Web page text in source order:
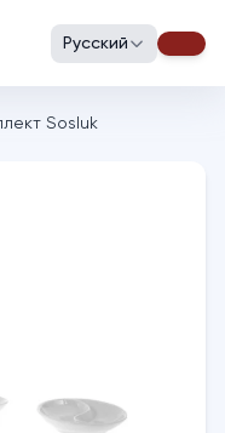
Русский
Sosluk